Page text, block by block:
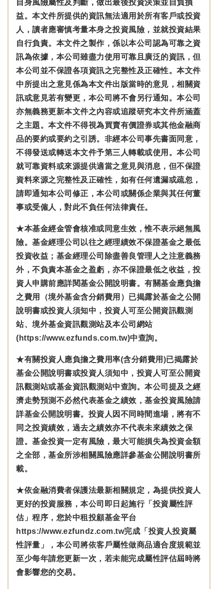
自身風險屬性及判斷，做出最後投資決策並自負損
益。本文件所提供的資訊無法適用於所有客戶或投資
人，讀者應審慎考量本身之投資風險，並就投資結果
自行負責。本文件之製作，係以本公司認為可靠之資
訊為依據，本公司雖盡力使用可靠且廣泛的資訊，但
本公司並不保證各項資訊之完整性及正確性。本文件
中所提出之意見係為本文件出版當時的意見，相關資
訊或意見若有變更，本公司將不會另行通知。本公司
亦無義務更新本文件之內容或追蹤研究本文件所涵蓋
之主題。本文件不得視為買賣有價證券或其他金融商
品的要約或要約之引誘。非經本公司事先書面同意，
不得發送或轉送本文件予第三人轉載或使用。本公司
就可靠資料或來源提供適當之意見與消息，但不保證
資料來源之完整性及正確性，如有任何遺漏或疏忽，
請即通知本公司修正，本公司或關係企業與其任何董
事或受僱人，對此不負任何法律責任。
★本基金經金管會核准或同意生效，惟不表示絕無風
險。基金經理公司以往之經理績效不保證基金之最低
投資收益；基金經理公司除盡善良管理人之注意義務
外，不負責本基金之盈虧，亦不保證最低之收益，投
資人申購前應詳閱基金公開說明書。有關基金應負擔
之費用（境外基金含分銷費用）已揭露於基金之公開
說明書或投資人須知中，投資人可至公開資訊觀測
站、境外基金資訊觀測站及本公司網站
(https://www.ezfunds.com.tw)中查詢。
★有關投資人應負擔之費用率(含分銷費用)已揭露於
基金公開說明書或投資人須知中，投資人可至公開資
訊觀測站或基金資訊觀測站中查詢。本公司提及之經
濟走勢預測不必然代表基金之績效，基金投資風險請
詳基金公開說明書。投資人因不同時間進場，將有不
同之投資績效，過去之績效亦不代表未來績效之保
證。基金投資一定有風險，最大可能損失為投資金額
之全部，基金所涉相關風險應詳參基金公開說明書所
載。
★依金融消費者保護法最新相關規定，為提供投資人
更好的投資服務，本公司即日起施行「投資屬性評
估」程序，您於中租投顧基金平台
https://www.ezfundz.com.tw完成「投資人投資屬
性評量」，本公司將依客戶屬性做商品適合度規範並
至少每年請您更新一次，若未能完成屬性評估屆時將
會影響您的交易。